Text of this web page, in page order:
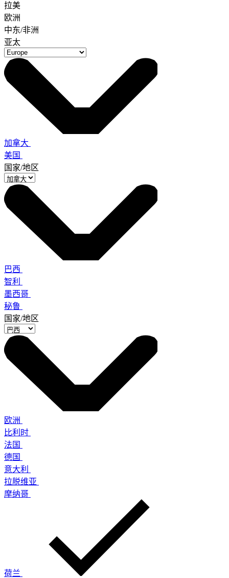
拉美
欧洲
中东/非洲
亚太
加拿大
美国
国家/地区
巴西
智利
墨西哥
秘鲁
国家/地区
欧洲
比利时
法国
德国
意大利
拉脱维亚
摩纳哥
荷兰